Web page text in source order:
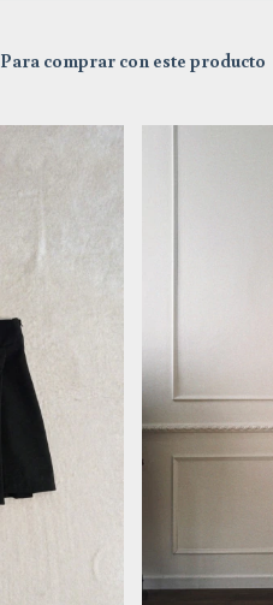
Para comprar con este producto